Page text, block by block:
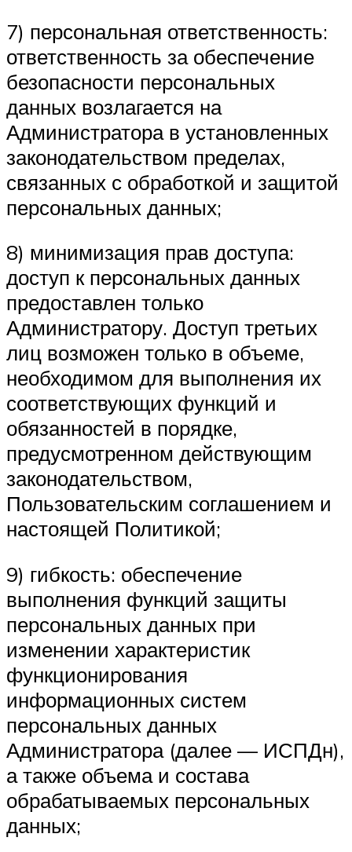
7) персональная ответственность:
ответственность за обеспечение
безопасности персональных
данных возлагается на
Администратора в установленных
законодательством пределах,
связанных с обработкой и защитой
персональных данных;
8) минимизация прав доступа:
доступ к персональных данных
предоставлен только
Администратору. Доступ третьих
лиц возможен только в объеме,
необходимом для выполнения их
соответствующих функций и
обязанностей в порядке,
предусмотренном действующим
законодательством,
Пользовательским соглашением и
настоящей Политикой;
9) гибкость: обеспечение
выполнения функций защиты
персональных данных при
изменении характеристик
функционирования
информационных систем
персональных данных
Администратора (далее — ИСПДн),
а также объема и состава
обрабатываемых персональных
данных;